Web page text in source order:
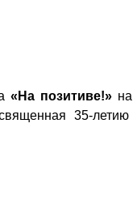
«На позитиве!» на
35-летию